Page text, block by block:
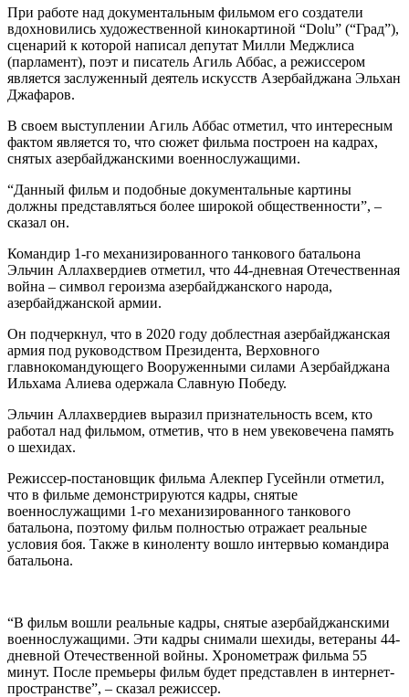
При работе над документальным фильмом его создатели
вдохновились художественной кинокартиной “Dolu” (“Град”),
сценарий к которой написал депутат Милли Меджлиса
(парламент), поэт и писатель Агиль Аббас, а режиссером
является заслуженный деятель искусств Азербайджана Эльхан
Джафаров.
В своем выступлении Агиль Аббас отметил, что интересным
фактом является то, что сюжет фильма построен на кадрах,
снятых азербайджанскими военнослужащими.
“Данный фильм и подобные документальные картины
должны представляться более широкой общественности”, –
сказал он.
Командир 1-го механизированного танкового батальона
Эльчин Аллахвердиев отметил, что 44-дневная Отечественная
война – символ героизма азербайджанского народа,
азербайджанской армии.
Он подчеркнул, что в 2020 году доблестная азербайджанская
армия под руководством Президента, Верховного
главнокомандующего Вооруженными силами Азербайджана
Ильхама Алиева одержала Славную Победу.
Эльчин Аллахвердиев выразил признательность всем, кто
работал над фильмом, отметив, что в нем увековечена память
о шехидах.
Режиссер-постановщик фильма Алекпер Гусейнли отметил,
что в фильме демонстрируются кадры, снятые
военнослужащими 1-го механизированного танкового
батальона, поэтому фильм полностью отражает реальные
условия боя. Также в киноленту вошло интервью командира
батальона.
“В фильм вошли реальные кадры, снятые азербайджанскими
военнослужащими. Эти кадры снимали шехиды, ветераны 44-
дневной Отечественной войны. Хронометраж фильма 55
минут. После премьеры фильм будет представлен в интернет-
пространстве”, – сказал режиссер.